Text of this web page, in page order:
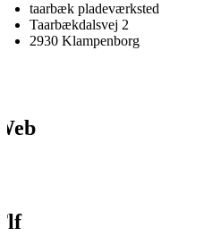
taarbæk pladeværksted
Taarbækdalsvej 2
2930 Klampenborg